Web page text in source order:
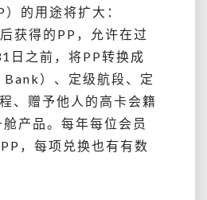
的用途将扩大：
获得的PP，
允许在过
日之前，将PP转换成
）、定级航段、定
、赠予他人的高卡会籍
舱产品。每年每位会员
，每项兑换也有有数